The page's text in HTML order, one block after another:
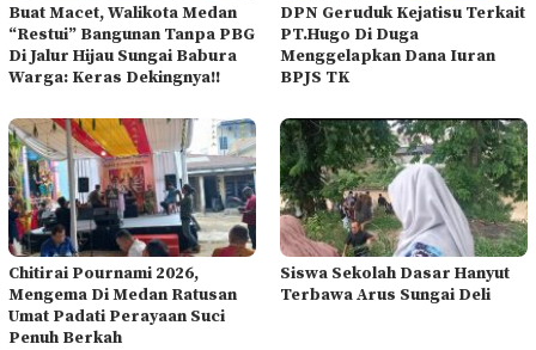
Buat Macet, Walikota Medan
“Restui” Bangunan Tanpa PBG
Di Jalur Hijau Sungai Babura
Warga: Keras Dekingnya!!
DPN Geruduk Kejatisu Terkait
PT.Hugo Di Duga
Menggelapkan Dana Iuran
BPJS TK
Chitirai Pournami 2026,
Mengema Di Medan Ratusan
Umat Padati Perayaan Suci
Penuh Berkah
Siswa Sekolah Dasar Hanyut
Terbawa Arus Sungai Deli